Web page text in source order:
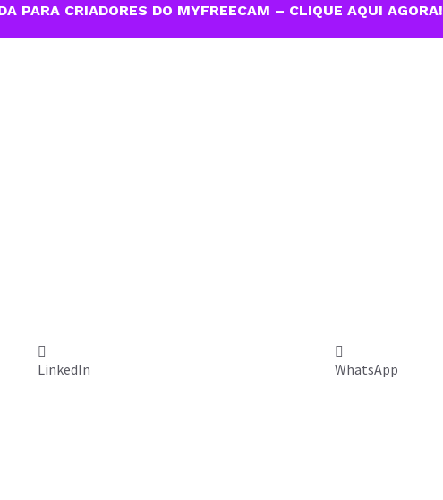
PARA CRIADORES DO MYFREECAM – CLIQUE AQUI AGORA!
LinkedIn WhatsApp